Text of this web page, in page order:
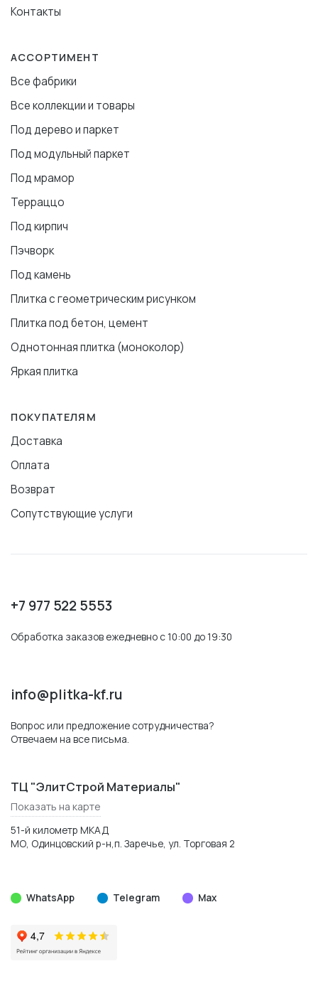
Контакты
АССОРТИМЕНТ
Все фабрики
Все коллекции и товары
Под дерево и паркет
Под модульный паркет
Под мрамор
Терраццо
Под кирпич
Пэчворк
Под камень
Плитка с геометрическим рисунком
Плитка под бетон, цемент
Однотонная плитка (моноколор)
Яркая плитка
ПОКУПАТЕЛЯМ
Доставка
Оплата
Возврат
Сопутствующие услуги
+7 977 522 5553
Обработка заказов ежедневно с 10:00 до 19:30
info@plitka-kf.ru
Вопрос или предложение сотрудничества?
Отвечаем на все письма.
ТЦ "ЭлитСтрой Материалы"
Показать на карте
51-й километр МКАД
МО, Одинцовский р-н,п. Заречье, ул. Торговая 2
WhatsApp Telegram Max